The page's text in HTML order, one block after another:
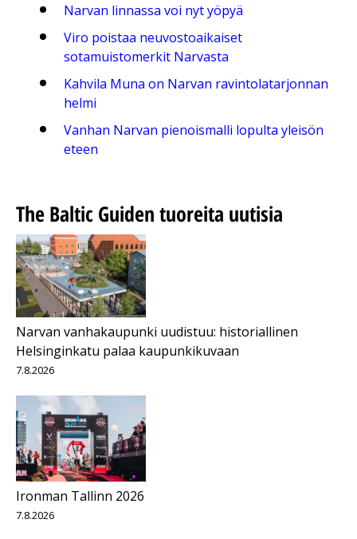
Narvan linnassa voi nyt yöpyä
Viro poistaa neuvostoaikaiset
sotamuistomerkit Narvasta
Kahvila Muna on Narvan ravintolatarjonnan
helmi
Vanhan Narvan pienoismalli lopulta yleisön
eteen
The Baltic Guiden tuoreita uutisia
Narvan vanhakaupunki uudistuu: historiallinen
Helsinginkatu palaa kaupunkikuvaan
7.8.2026
Ironman Tallinn 2026
7.8.2026